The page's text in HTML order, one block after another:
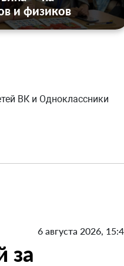
и физиков
ВК и Одноклассники
6 августа 2026,
за